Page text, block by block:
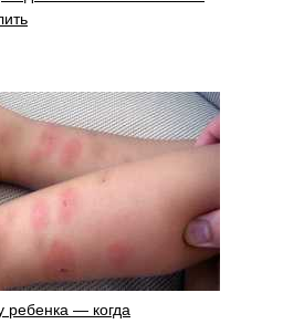
ребенка — когда